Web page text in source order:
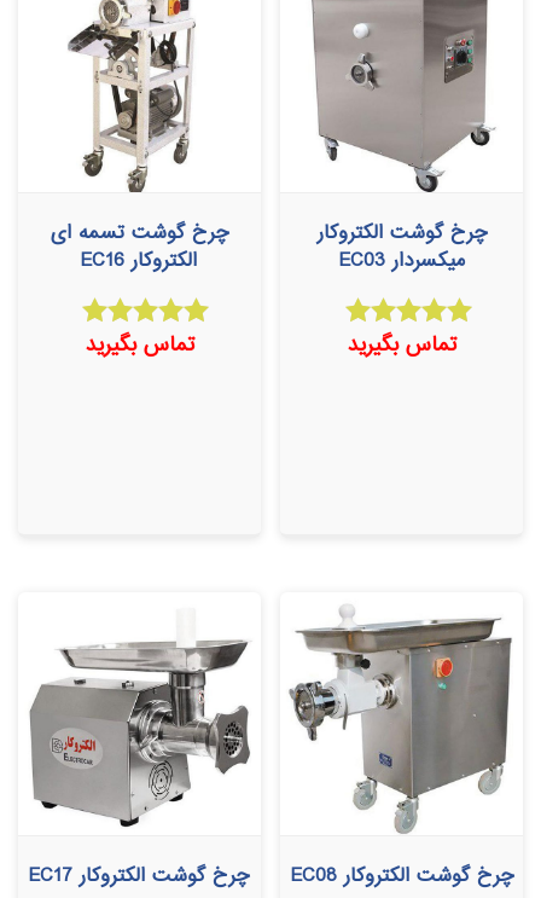
چرخ گوشت الکتروکار
میکسردار EC03
امتیاز
5.00
تماس بگیرید
چرخ گوشت تسمه ای
الکتروکار EC16
امتیاز
5.00
تماس بگیرید
چرخ گوشت الکتروکار EC08 چرخ گوشت الکتروکار EC17